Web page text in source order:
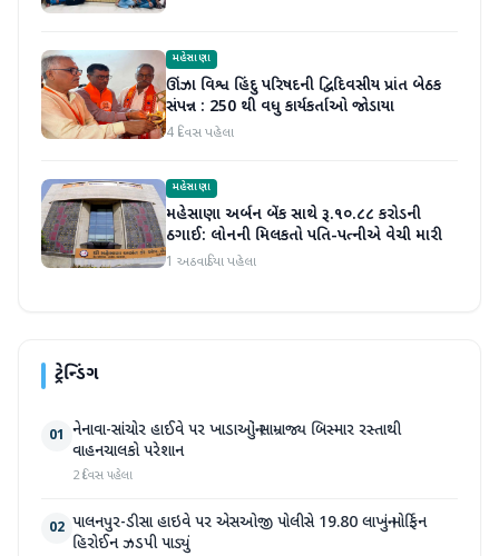
મહેસાણા
ઊંઝા વિશ્વ હિંદુ પરિષદની દ્વિદિવસીય પ્રાંત બેઠક
સંપન્ન : 250 થી વધુ કાર્યકર્તાઓ જોડાયા
4 દિવસ પહેલા
મહેસાણા
મહેસાણા અર્બન બેંક સાથે રૂ.૧૦.૮૮ કરોડની
ઠગાઈ: લોનની મિલકતો પતિ-પત્નીએ વેચી મારી
1 અઠવાડિયા પહેલા
ટ્રેન્ડિંગ
01 નેનાવા-સાંચોર હાઈવે પર ખાડાઓનું સામ્રાજ્ય બિસ્માર રસ્તાથી
વાહનચાલકો પરેશાન
2 દિવસ પહેલા
02 પાલનપુર-ડીસા હાઇવે પર એસઓજી પોલીસે 19.80 લાખનું મોર્ફિન
હિરોઈન ઝડપી પાડ્યું